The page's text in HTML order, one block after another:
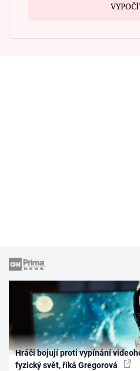
Hráči bojují proti vypínání
fyzický svět, říká Gregorová